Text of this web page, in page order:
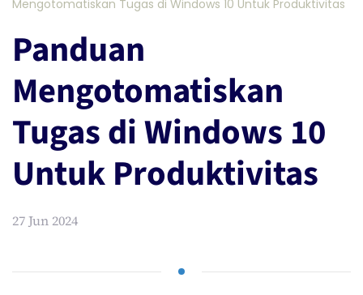
Mengotomatiskan Tugas di Windows 10 Untuk Produktivitas
Panduan
Mengotomatiskan
Tugas di Windows 10
Untuk Produktivitas
27 Jun 2024